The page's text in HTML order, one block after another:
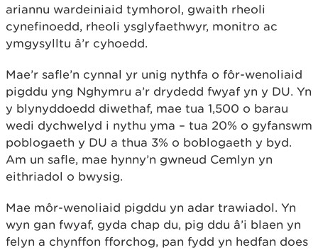
ariannu wardeiniaid tymhorol, gwaith rheoli
cynefinoedd, rheoli ysglyfaethwyr, monitro ac
ymgysylltu â’r cyhoedd.
Mae’r safle’n cynnal yr unig nythfa o fôr-wenoliaid
pigddu yng Nghymru a’r drydedd fwyaf yn y DU. Yn
y blynyddoedd diwethaf, mae tua 1,500 o barau
wedi dychwelyd i nythu yma – tua 20% o gyfanswm
poblogaeth y DU a thua 3% o boblogaeth y byd.
Am un safle, mae hynny’n gwneud Cemlyn yn
eithriadol o bwysig.
Mae môr-wenoliaid pigddu yn adar trawiadol. Yn
wyn gan fwyaf, gyda chap du, pig ddu â’i blaen yn
felyn a chynffon fforchog, pan fydd yn hedfan does